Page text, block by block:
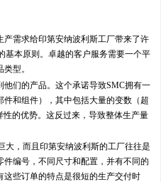
需求给印第安纳波利斯工厂带来了许
基本原则。卓越的客户服务需要一个平
型。
们的产品。这个承诺导致SMC拥有一
和组件），其中包括大量的变数（超
性的优势。这反过来，导致整体生产量
，而且印第安纳波利斯的工厂往往是
编号，不同尺寸和配置，并有不同的
些订单的特点是很短的生产交付时